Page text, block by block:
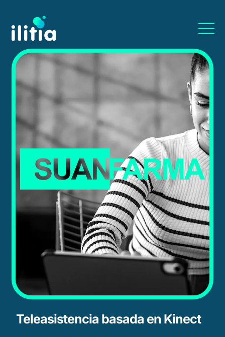
Teleasistencia basada en Kinect